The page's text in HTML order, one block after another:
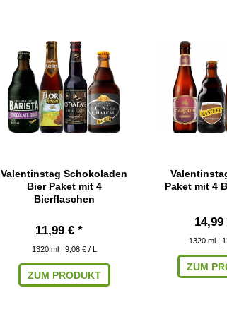
Valentinstag Schokoladen
Bier Paket mit 4
Bierflaschen
11,99 € *
1320 ml | 9,08 € / L
ZUM PRODUKT
Paket mit 4
14,99
1320 ml |
ZUM